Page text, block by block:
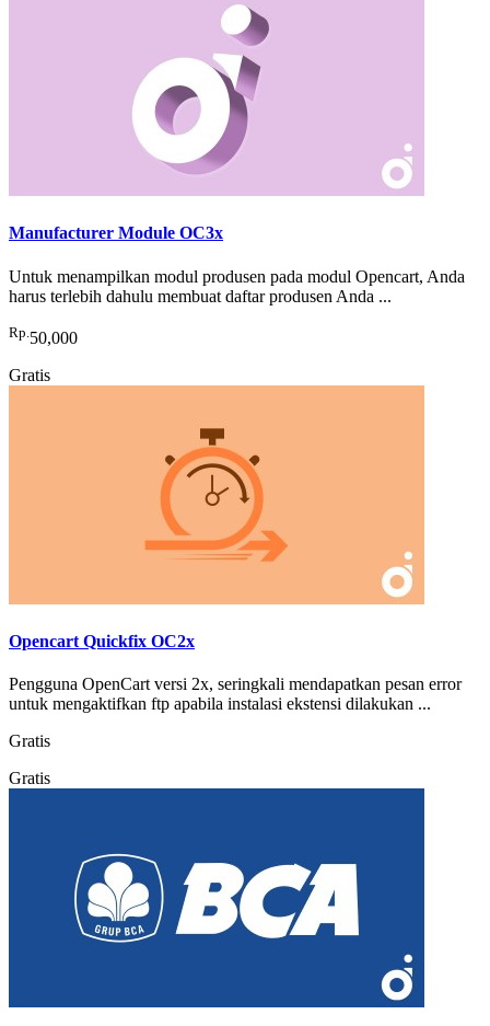
Manufacturer Module OC3x
Untuk menampilkan modul produsen pada modul Opencart, Anda
harus terlebih dahulu membuat daftar produsen Anda ...
Rp. 50,000
Gratis
Opencart Quickfix OC2x
Pengguna OpenCart versi 2x, seringkali mendapatkan pesan error
untuk mengaktifkan ftp apabila instalasi ekstensi dilakukan ...
Gratis
Gratis